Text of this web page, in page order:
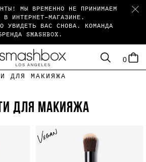
МЫ ВРЕМЕННО НЕ ПРИНИМАЕМ
В ИНТЕРНЕТ-МАГАЗИНЕ.
УВИДЕТЬ ВАС СНОВА. КОМАНДА
SMASHBOX.
SEARCH CART
0
ДЛЯ МАКИЯЖА
ДЛЯ МАКИЯЖА